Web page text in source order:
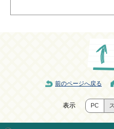
前のページへ戻る
表示 PC